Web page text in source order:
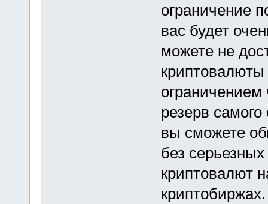
ограничение
вас будет
можете не
резерв
вы сможете
без
криптовалют